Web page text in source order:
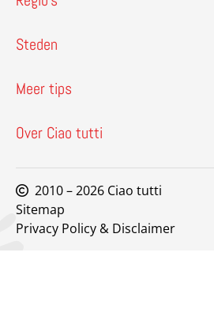
Steden
Meer tips
Over Ciao tutti
2010 – 2026 Ciao tutti
Sitemap
Privacy Policy & Disclaimer